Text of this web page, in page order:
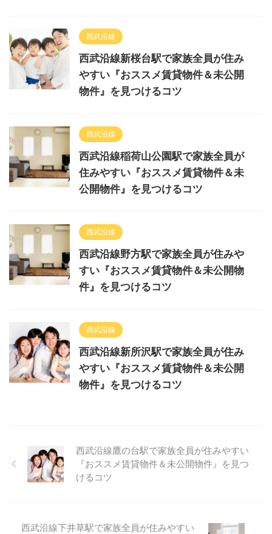
西武沿線
西武沿線新桜台駅で家族全員が住み
やすい『おススメ賃貸物件＆未公開
物件』を見つけるコツ
西武沿線
西武沿線稲荷山公園駅で家族全員が
住みやすい『おススメ賃貸物件＆未
公開物件』を見つけるコツ
西武沿線
西武沿線野方駅で家族全員が住みや
すい『おススメ賃貸物件＆未公開物
件』を見つけるコツ
西武沿線
西武沿線新所沢駅で家族全員が住み
やすい『おススメ賃貸物件＆未公開
物件』を見つけるコツ
西武沿線鷹の台駅で家族全員が住みやすい
『おススメ賃貸物件＆未公開物件』を見つ
けるコツ
西武沿線下井草駅で家族全員が住みやすい